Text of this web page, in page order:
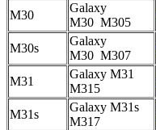
M30
Galaxy
M30 M305
M30s
Galaxy
M30 M307
M31
Galaxy M31
M315
M31s
Galaxy M31s
M317